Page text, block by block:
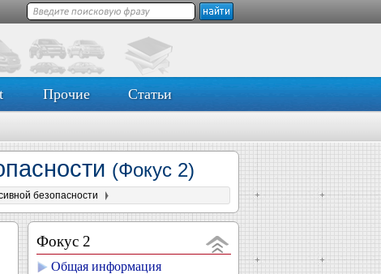
Прочие Статьи
(Фокус 2)
безопасности
Фокус 2
Общая информация